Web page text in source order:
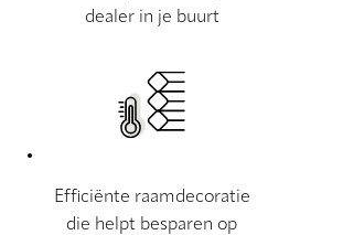
dealer in je buurt
Efficiënte raamdecoratie
die helpt besparen op